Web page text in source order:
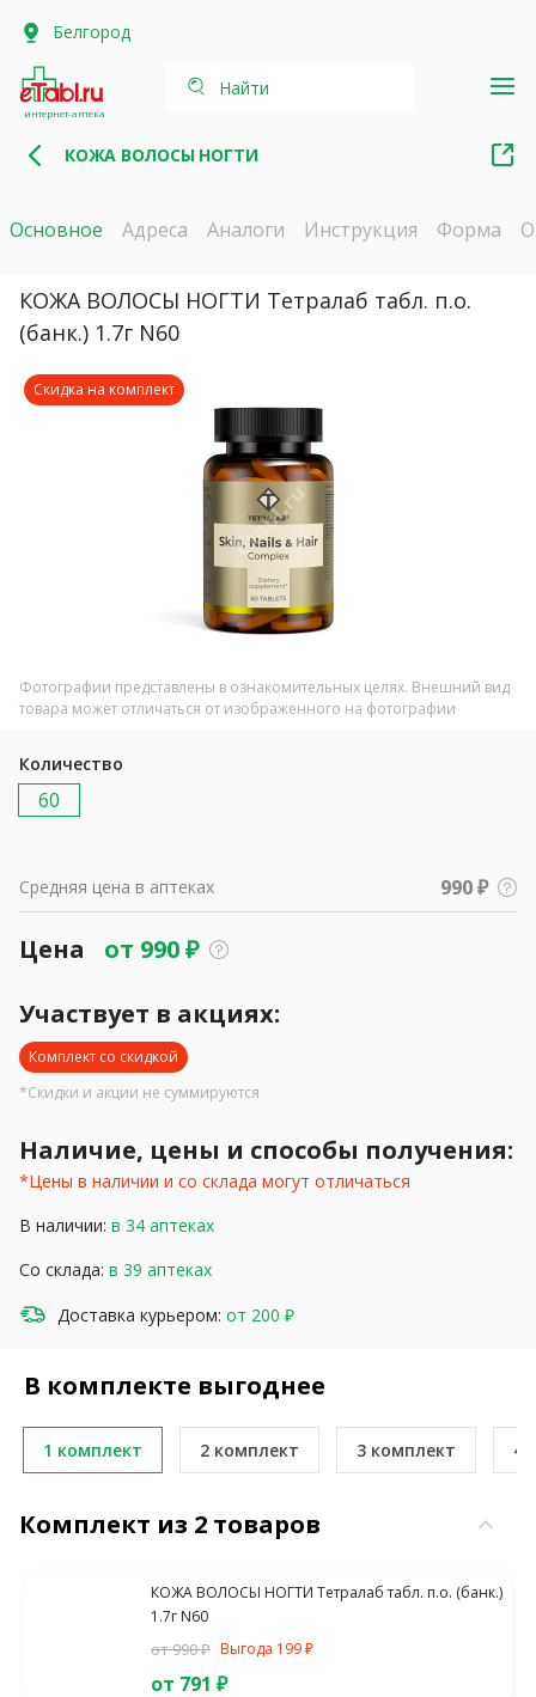
Белгород
интернет-аптека
Найти
КОЖА ВОЛОСЫ НОГТИ
Основное Адреса Аналоги Инструкция Форма
КОЖА ВОЛОСЫ НОГТИ Тетралаб табл. п.о.
(банк.) 1.7г N60
Скидка на комплект
Фотографии представлены в ознакомительных целях. Внешний вид
товара может отличаться от изображенного на фотографии
Количество
60
Средняя цена в аптеках 990 ₽
Цена от 990₽
Участвует в акциях:
Комплект со скидкой
*Скидки и акции не суммируются
Наличие, цены и способы получения:
*Цены в наличии и со склада могут отличаться
В наличии: в 34 аптеках
Со склада: в 39 аптеках
Доставка курьером: от 200 ₽
В комплекте выгоднее
1 комплект 2 комплект 3 комплект 4
Комплект из 2 товаров keyboard_arrow_down
КОЖА ВОЛОСЫ НОГТИ Тетралаб табл. п.о. (банк.)
1.7г N60
от 990 ₽ Выгода 199 ₽
от 791 ₽